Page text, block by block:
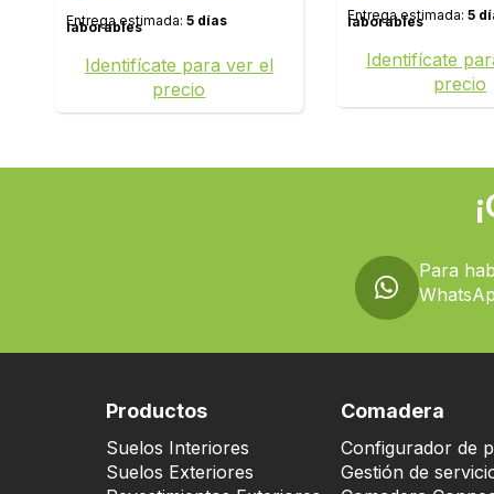
Entrega estimada: 5 días
laborables
Identifícate para ver el
precio
Entrega estimada: 5
laborables
Identifícate
precio
Para
Productos
Suelos Interiores
Suelos Exteriores
Comadera
Configurador de
Gestión de